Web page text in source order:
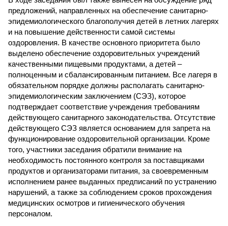
предложений, направленных на обеспечение санитарно-
эпидемиологического благополучия детей в летних лагерях
и на повышение действенности самой системы
оздоровления. В качестве основного приоритета было
выделено обеспечение оздоровительных учреждений
качественными пищевыми продуктами, а детей –
полноценным и сбалансированным питанием. Все лагеря в
обязательном порядке должны располагать санитарно-
эпидемиологическим заключением (СЭЗ), которое
подтверждает соответствие учреждения требованиям
действующего санитарного законодательства. Отсутствие
действующего СЭЗ является основанием для запрета на
функционирование оздоровительной организации. Кроме
того, участники заседания обратили внимание на
необходимость постоянного контроля за поставщиками
продуктов и организаторами питания, за своевременным
исполнением ранее выданных предписаний по устранению
нарушений, а также за соблюдением сроков прохождения
медицинских осмотров и гигиенического обучения
персоналом.